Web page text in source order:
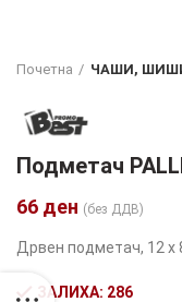
Почетна ЧАШИ,
Подметач
66 ден (без ДДВ)
Дрвен подметач, 12 x
ЗАЛИХА: 286